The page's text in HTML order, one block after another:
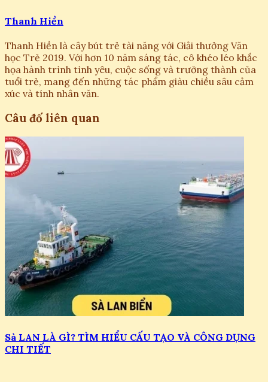
Thanh Hiền
Thanh Hiền là cây bút trẻ tài năng với Giải thưởng Văn
học Trẻ 2019. Với hơn 10 năm sáng tác, cô khéo léo khắc
họa hành trình tình yêu, cuộc sống và trưởng thành của
tuổi trẻ, mang đến những tác phẩm giàu chiều sâu cảm
xúc và tính nhân văn.
Câu đố liên quan
Sà LAN LÀ GÌ? TÌM HIỂU CẤU TẠO VÀ CÔNG DỤNG
CHI TIẾT